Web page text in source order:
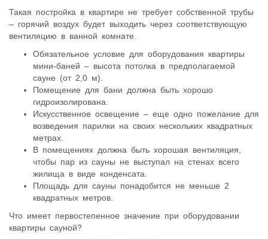
Такая постройка в квартире не требует собственной трубы
– горячий воздух будет выходить через соответствующую
вентиляцию в ванной комнате.
Обязательное условие для оборудования квартиры
мини-баней – высота потолка в предполагаемой
сауне (от 2,0 м).
Помещение для бани должна быть хорошо
гидроизолирована.
Искусственное освещение – еще одно пожелание для
возведения парилки на своих нескольких квадратных
метрах.
В помещениях должна быть хорошая вентиляция,
чтобы пар из сауны не выступал на стенах всего
жилища в виде конденсата.
Площадь для сауны понадобится не меньше 2
квадратных метров.
Что имеет первостепенное значение при оборудовании
квартиры сауной?